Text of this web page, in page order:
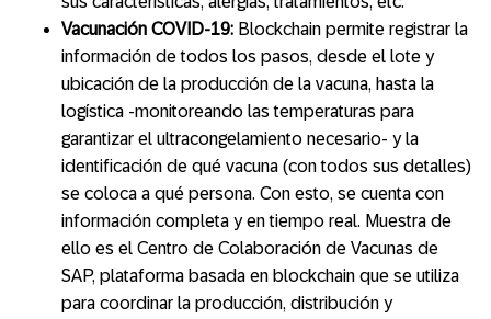
Vacunación COVID-19: Blockchain permite registrar la
información de todos los pasos, desde el lote y
ubicación de la producción de la vacuna, hasta la
logística -monitoreando las temperaturas para
garantizar el ultracongelamiento necesario- y la
identificación de qué vacuna (con todos sus detalles)
se coloca a qué persona. Con esto, se cuenta con
información completa y en tiempo real. Muestra de
ello es el Centro de Colaboración de Vacunas de
SAP, plataforma basada en blockchain que se utiliza
para coordinar la producción, distribución y